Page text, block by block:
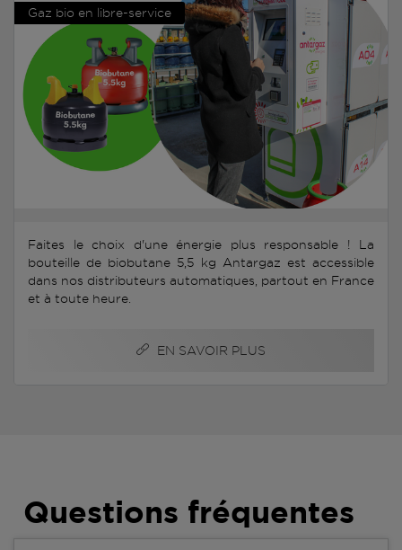
Gaz bio en libre-service
Faites le choix d'une énergie plus responsable ! La
bouteille de biobutane 5,5 kg Antargaz est accessible
dans nos distributeurs automatiques, partout en France
et à toute heure.
EN SAVOIR PLUS
Questions fréquentes